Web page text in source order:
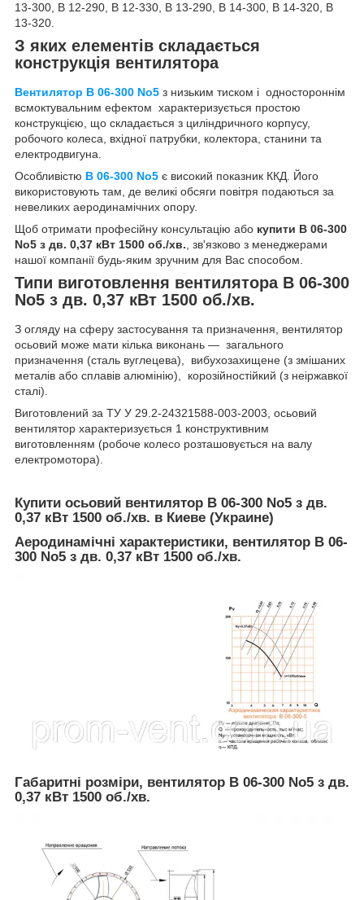
13-300, В 12-290, В 12-330, В 13-290, В 14-300, В 14-320, В
13-320.
З яких елементів складається
конструкція вентилятора
Вентилятор В 06-300 No5 з низьким тиском і одностороннім
всмоктувальним ефектом характеризується простою
конструкцією, що складається з циліндричного корпусу,
робочого колеса, вхідної патрубки, колектора, станини та
електродвигуна.
Особливістю В 06-300 No5 є високий показник ККД. Його
використовують там, де великі обсяги повітря подаються за
невеликих аеродинамічних опору.
Щоб отримати професійну консультацію або купити В 06-300
No5 з дв. 0,37 кВт 1500 об./хв. , зв'язково з менеджерами
нашої компанії будь-яким зручним для Вас способом.
Типи виготовлення вентилятора В 06-300
No5 з дв. 0,37 кВт 1500 об./хв.
З огляду на сферу застосування та призначення, вентилятор
осьовий може мати кілька виконань — загального
призначення (сталь вуглецева), вибухозахищене (з змішаних
металів або сплавів алюмінію), корозійностійкий (з неіржавкої
сталі).
Виготовлений за ТУ У 29.2-24321588-003-2003, осьовий
вентилятор характеризується 1 конструктивним
виготовленням (робоче колесо розташовується на валу
електромотора).
Купити осьовий вентилятор В 06-300 No5 з дв.
0,37 кВт 1500 об./хв. в Киеве (Украине)
Аеродинамічні характеристики, вентилятор В 06-
300 No5 з дв. 0,37 кВт 1500 об./хв.
Габаритні розміри, вентилятор В 06-300 No5 з дв.
0,37 кВт 1500 об./хв.